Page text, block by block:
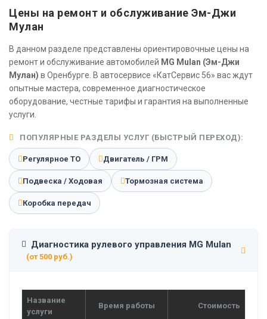
Цены на ремонт и обслуживание Эм-Джи
Мулан
В данном разделе представлены ориентировочные цены на
ремонт и обслуживание автомобилей MG Mulan (Эм-Джи
Мулан) в Оренбурге. В автосервисе «КатСервис 56» вас ждут
опытные мастера, современное диагностическое
оборудование, честные тарифы и гарантия на выполненные
услуги.
ПОПУЛЯРНЫЕ РАЗДЕЛЫ УСЛУГ (БЫСТРЫЙ ПЕРЕХОД):
Регулярное ТО Двигатель / ГРМ
Подвеска / Ходовая Тормозная система
Коробка передач
Диагностика рулевого управления MG Mulan
(от 500 руб.)
Название
услуги
Время работы Стоимость